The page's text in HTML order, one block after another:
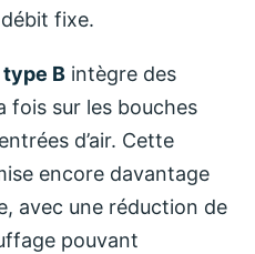
fixe.
B intègre des
fois sur les bouches
d’air. Cette
encore davantage
avec une réduction de
pouvant